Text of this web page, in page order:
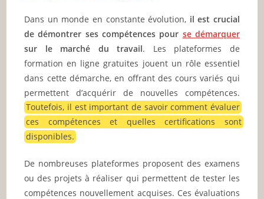
Dans un monde en constante évolution, il est crucial
de démontrer ses compétences pour se démarquer
sur le marché du travail. Les plateformes de
formation en ligne gratuites jouent un rôle essentiel
dans cette démarche, en offrant des cours variés qui
permettent d’acquérir de nouvelles compétences.
Toutefois, il est important de savoir comment évaluer
ces compétences et quelles certifications sont
disponibles.
De nombreuses plateformes proposent des examens
ou des projets à réaliser qui permettent de tester les
compétences nouvellement acquises. Ces évaluations